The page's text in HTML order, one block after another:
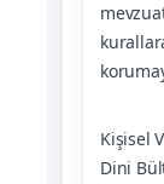
Kişisel
Dini